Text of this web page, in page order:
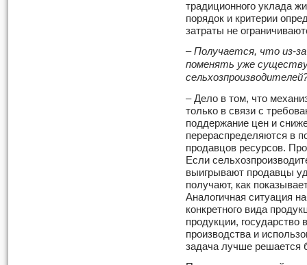
традиционного уклада
порядок и критерии
затраты не
– Получается, что из-
поменять уже
– Дело в том, что
только в связи с
поддержание цен и
перераспределяются в
продавцов ресурсов.
Если
выигрывают продавцы
получают, как
Аналогичная ситуация
конкретного вида
продукции, государство
производства и
задача лучше решается